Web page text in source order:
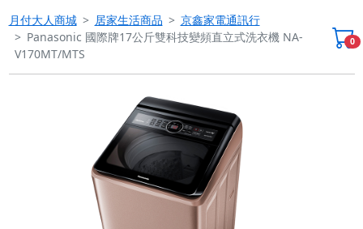
月付大人商城 居家生活商品
京鑫家電通訊行
Panasonic 國際牌17公斤雙科技變頻直立式洗衣機 NA-
V170MT/MTS
0